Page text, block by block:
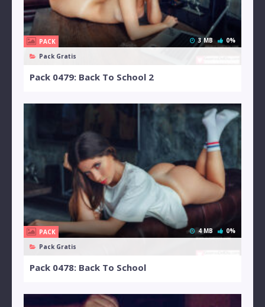
PACK
Pack Gratis
3 MB 0%
Pack 0479: Back To School 2
PACK
Pack Gratis
4 MB 0%
Pack 0478: Back To School